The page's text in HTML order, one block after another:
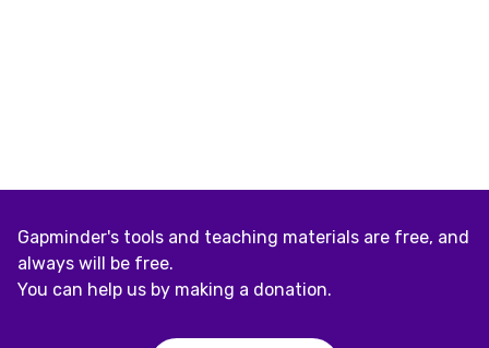
Gapminder's tools and teaching materials are free, and
always will be free.
You can help us by making a donation.